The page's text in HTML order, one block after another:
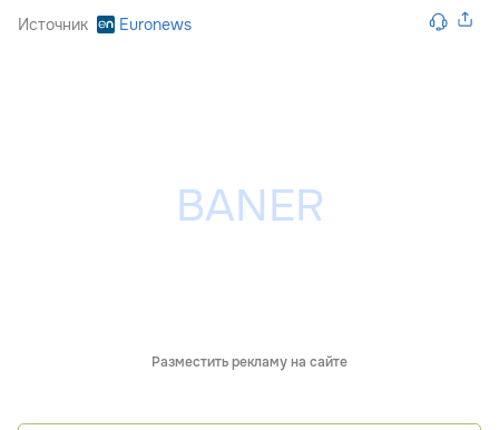
Источник Euronews
Разместить рекламу на сайте